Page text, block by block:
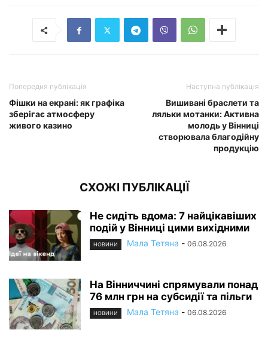
Попередня публікація
Фішки на екрані: як графіка
зберігає атмосферу
живого казино
Наступна публікація
Вишивані браслети та
ляльки мотанки: Активна
молодь у Вінниці
створювала благодійну
продукцію
СХОЖІ ПУБЛІКАЦІЇ
Не сидіть вдома: 7 найцікавіших
подій у Вінниці цими вихідними
НОВИНИ Мала Тетяна - 06.08.2026
На Вінниччині спрямували понад
76 млн грн на субсидії та пільги
НОВИНИ Мала Тетяна - 06.08.2026